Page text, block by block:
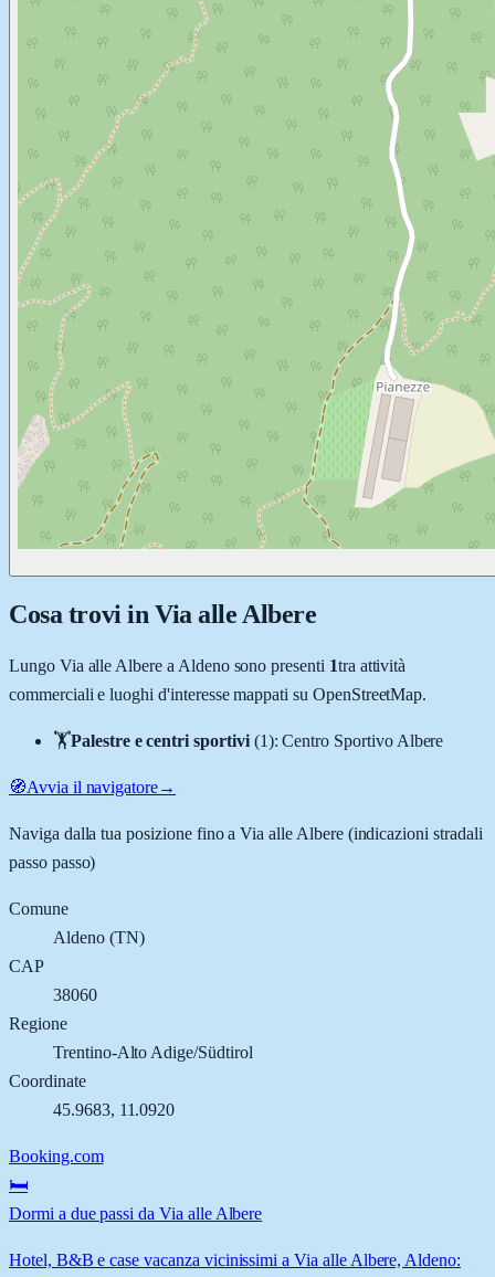
Cosa trovi in Via alle Albere
Lungo Via alle Albere a Aldenosono presenti 1tra attività
commerciali e luoghi d'interesse mappati su OpenStreetMap.
🏋️Palestre e centri sportivi (1):Centro Sportivo Albere
🧭Avvia il navigatore→
Naviga dalla tua posizione fino aVia alle Albere(indicazioni stradali
passo passo)
Comune
Aldeno(TN)
CAP
38060
Regione
Trentino-Alto Adige/Südtirol
Coordinate
45.9683, 11.0920
Booking.com
🛏️
Dormi a due passi da Via alle Albere
Hotel, B&B e case vacanza vicinissimi a Via alle Albere, Aldeno: